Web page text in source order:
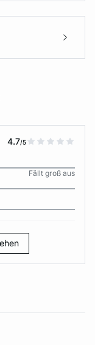
4.7/5
Fällt groß aus